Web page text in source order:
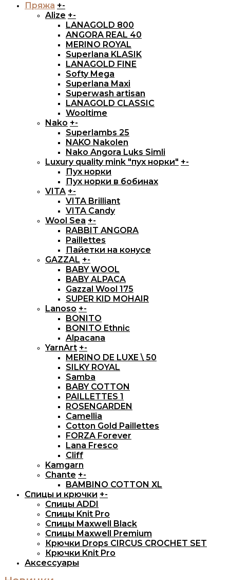
Пряжа +-
Alize +-
LANAGOLD 800
ANGORA REAL 40
MERINO ROYAL
Superlana KLASIK
LANAGOLD FINE
Softy Mega
Superlana Maxi
Superwash artisan
LANAGOLD CLASSIC
Wooltime
Nako +-
Superlambs 25
NAKO Nakolen
Nako Angora Luks Simli
Luxury quality mink "пух норки" +-
Пух норки
Пух норки в бобинах
VITA +-
VITA Brilliant
VITA Candy
Wool Sea +-
RABBIT ANGORA
Paillettes
Пайетки на конусе
GAZZAL +-
BABY WOOL
BABY ALPACA
Gazzal Wool 175
SUPER KID MOHAIR
Lanoso +-
BONITO
BONITO Ethnic
Alpacana
YarnArt +-
MERINO DE LUXE \ 50
SILKY ROYAL
Samba
BABY COTTON
PAILLETTES 1
ROSENGARDEN
Camellia
Cotton Gold Paillettes
FORZA Forever
Lana Fresco
Cliff
Kamgarn
Chante +-
BAMBINO COTTON XL
Спицы и крючки +-
Спицы ADDI
Спицы Knit Pro
Спицы Maxwell Black
Спицы Maxwell Premium
Крючки Drops CIRCUS CROСHET SET
Крючки Knit Pro
Аксессуары